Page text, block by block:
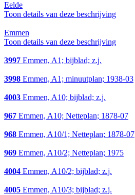
Eelde
Toon details van deze beschrijving
Emmen
Toon details van deze beschrijving
3997 Emmen, A1; bijblad; z.j.
3998 Emmen, A1; minuutplan; 1938-03
4003 Emmen, A10; bijblad; z.j.
967 Emmen, A10; Netteplan; 1878-07
968 Emmen, A10/1; Netteplan; 1878-07
969 Emmen, A10/2; Netteplan; 1975
4004 Emmen, A10/2; bijblad; z.j.
4005 Emmen, A10/3; bijblad; z.j.